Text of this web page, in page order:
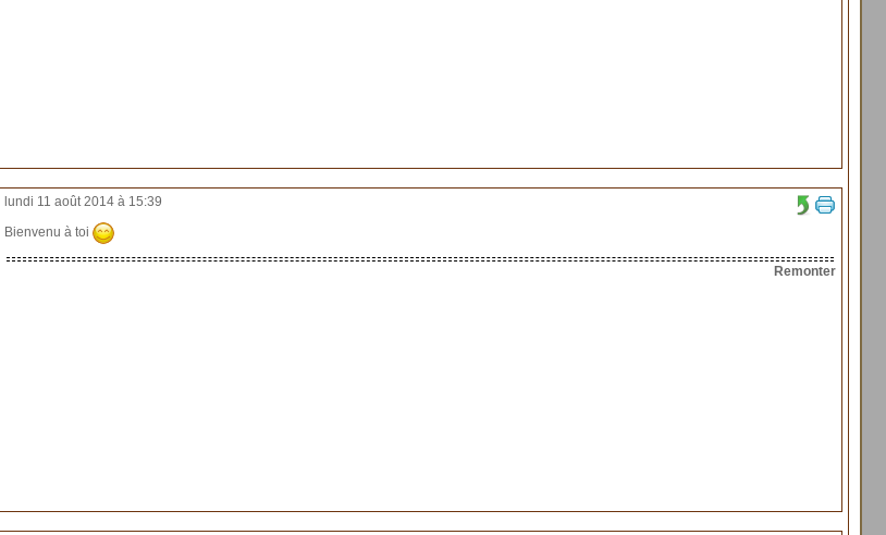
lundi 11 août 2014 à 15:39
Bienvenu à toi
Remonter